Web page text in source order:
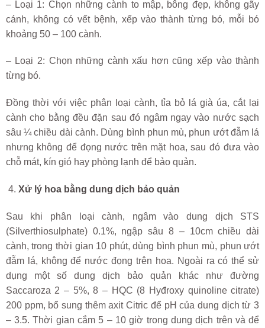
– Loại 1: Chọn những cành to mập, bông đẹp, không gãy
cánh, không có vết bệnh, xếp vào thành từng bó, mỗi bó
khoảng 50 – 100 cành.
– Loại 2: Chọn những cành xấu hơn cũng xếp vào thành
từng bó.
Đồng thời với việc phân loại cành, tỉa bỏ lá già úa, cắt lại
cành cho bằng đều đặn sau đó ngâm ngay vào nước sạch
sâu ¼ chiều dài cành. Dùng bình phun mù, phun ướt đẫm lá
nhưng không để đọng nước trên mặt hoa, sau đó đưa vào
chỗ mát, kín gió hay phòng lạnh để bảo quản.
Xử lý hoa bằng dung dịch bảo quản
Sau khi phân loại cành, ngâm vào dung dịch STS
(Silverthiosulphate) 0.1%, ngập sâu 8 – 10cm chiều dài
cành, trong thời gian 10 phút, dùng bình phun mù, phun ướt
đẫm lá, không để nước đọng trên hoa. Ngoài ra có thể sử
dụng một số dung dịch bảo quản khác như đường
Saccaroza 2 – 5%, 8 – HQC (8 Hyđroxy quinoline citrate)
200 ppm, bổ sung thêm axit Citric để pH của dung dịch từ 3
– 3.5. Thời gian cắm 5 – 10 giờ trong dung dịch trên và để